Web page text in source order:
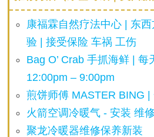
康福霖自然疗法中心 | 东
验 | 接受保险 车祸 工伤
Bag O’ Crab 手抓海鲜 | 每
12:00pm – 9:00pm
煎饼师傅 MASTER BING
火箭空调冷暖气 - 安装 维
聚龙冷暖器维修保养新装